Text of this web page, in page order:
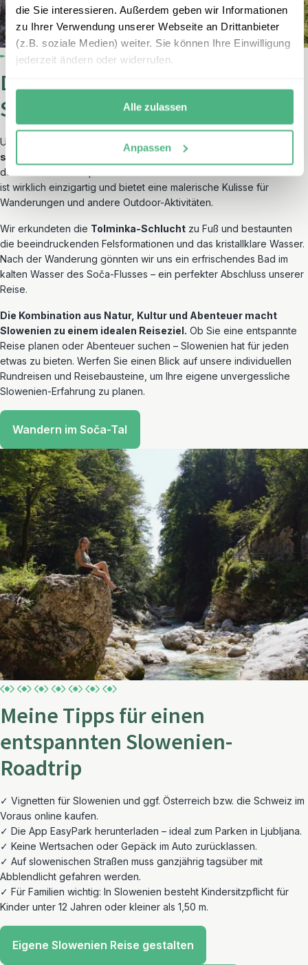
die Sie interessieren. Außerdem geben wir Informationen
zu Ihrer Verwendung unserer Webseite an Drittanbieter
(z.B. soziale Medien) weiter. Sie können Ihre Einwilligung
jederzeit ändern oder widerrufen.
Alle zulassen
Anpassen
Das Soča-Tal und die Tolminka-
Schlucht
Unser letzter Tag führte uns ins
Soča-Tal, das für seinen
smaragdgrünen Fluss bekannt ist
. Der Fluss Soča gilt als einer
der schönsten Europas – und das zurecht. Die Farbe des Wassers
ist wirklich einzigartig und bietet eine malerische Kulisse für
Wanderungen und andere Outdoor-Aktivitäten.
Wir erkundeten die Tolminka-Schlucht zu Fuß und bestaunten
die beeindruckenden Felsformationen und das kristallklare Wasser.
Nach der Wanderung gönnten wir uns ein erfrischendes Bad im
kalten Wasser des Soča-Flusses – ein perfekter Abschluss unserer
Reise.
Die Kombination aus Natur, Kultur und Abenteuer macht
Slowenien zu einem idealen Reiseziel. Ob Sie eine entspannte
Reise planen oder Abenteuer suchen – Slowenien hat für jeden
etwas zu bieten. Werfen Sie einen Blick auf unsere individuellen
Rundreisen und Reisebausteine, um Ihre eigene unvergessliche
Slowenien-Erfahrung zu planen.
Wandern im Soča-Tal
Meine Tipps für einen
entspannten Slowenien-
Roadtrip
✓ Vignetten für Slowenien und ggf. Österreich bzw. die Schweiz im
Voraus online kaufen.
✓ Die App EasyPark herunterladen – ideal zum Parken in Ljubljana.
✓ Keine Wertsachen oder Gepäck im Auto zurücklassen.
✓ Auf slowenischen Straßen muss ganzjährig tagsüber mit
Abblendlicht gefahren werden.
✓ Für Familien wichtig: In Slowenien besteht Kindersitzpflicht für
Kinder unter 12 Jahren oder kleiner als 1,50 m.
Eigene Slowenien Reise gestalten